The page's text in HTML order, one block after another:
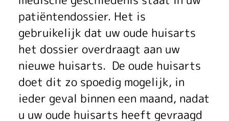
patiëntendossier. Het is
gebruikelijk dat uw oude huisarts
het dossier overdraagt aan uw
nieuwe huisarts. De oude huisarts
doet dit zo spoedig mogelijk, in
ieder geval binnen een maand, nadat
u uw oude huisarts heeft gevraagd